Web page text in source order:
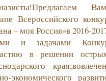
Всероссийского
– моя Россия»в 2016-
и задачами
в решении
экономического